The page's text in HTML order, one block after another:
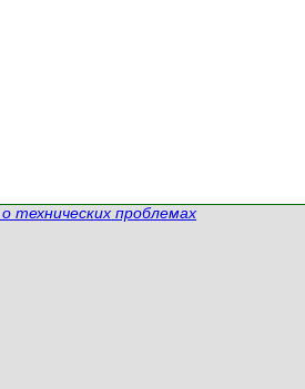
технических проблемах